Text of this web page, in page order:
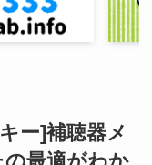
ー]補聴器メ